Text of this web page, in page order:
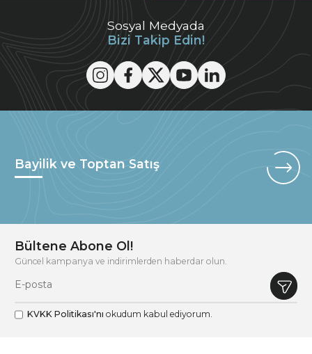
Sosyal Medyada
Bizi Takip Edin!
Bayilik ve Toptan Satış
Bültene Abone Ol!
Güncel kampanya ve indirimlerden haberdar olun.
KVKK Politikası'nı okudum kabul ediyorum.